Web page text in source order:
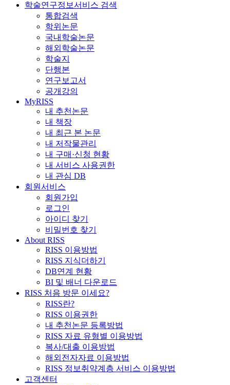
학술연구정보서비스 검색
통합검색
학위논문
국내학술논문
해외학술논문
학술지
단행본
연구보고서
공개강의
MyRISS
내 추천논문
내 책장
내 최근 본 논문
내 저작물관리
내 구매·신청 현황
내 서비스 사용권한
내 관심 DB
회원서비스
회원가입
로그인
아이디 찾기
비밀번호 찾기
About RISS
RISS 이용방법
RISS 지식더하기
DB연계 현황
BI 및 배너 다운로드
RISS 처음 방문 이세요?
RISS란?
RISS 이용권한
내 추천논문 등록방법
RISS 자료 유형별 이용방법
복사/대출 이용방법
해외전자자료 이용방법
RISS 정보취약계층 서비스 이용방법
고객센터